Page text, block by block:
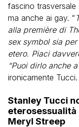
fascino trasversale
ma anche ai gay. “
alla première di
sex symbol sia
etero. Piaci
“Puoi dirlo anche
ironicamente Tucci.
Stanley Tucci
eterosessualità
Meryl Streep